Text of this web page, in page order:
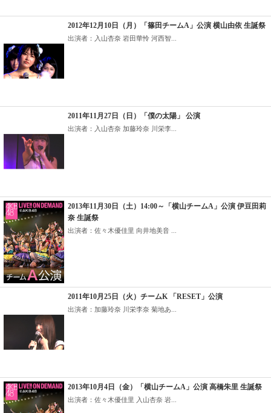
2012年12月10日（月）「篠田チームA」公演 横山由依 生誕祭
出演者：入山杏奈 岩田華怜 河西智...
2011年11月27日（日）「僕の太陽」 公演
出演者：入山杏奈 加藤玲奈 川栄李...
2013年11月30日（土）14:00～「横山チームA」公演 伊豆田莉
奈 生誕祭
出演者：佐々木優佳里 向井地美音 ...
2011年10月25日（火）チームK 「RESET」公演
出演者：加藤玲奈 川栄李奈 菊地あ...
2013年10月4日（金）「横山チームA」公演 高橋朱里 生誕祭
出演者：佐々木優佳里 入山杏奈 岩...